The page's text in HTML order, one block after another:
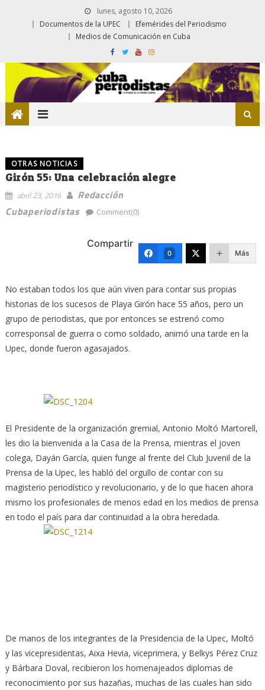
lunes, agosto 10, 2026
Documentos de la UPEC
Efemérides del Periodismo
Medios de Comunicación en Cuba
OTRAS NOTICIAS
Girón 55: Una celebración alegre
abril 23, 2016
Redacción
Cubaperiodistas
Comment(0)
Compartir
0 Más
No estaban todos los que aún viven para contar sus propias
historias de los sucesos de Playa Girón hace 55 años, pero un
grupo de periodistas, que por entonces se estrenó como
corresponsal de guerra o como soldado, animó una tarde en la
Upec, donde fueron agasajados.
El Presidente de la organización gremial, Antonio Moltó Martorell,
les dio la bienvenida a la Casa de la Prensa, mientras el joven
colega, Dayán García, quien funge al frente del Club Juvenil de la
Prensa de la Upec, les habló del orgullo de contar con su
magisterio periodístico y revolucionario, y de lo que hacen ahora
mismo los profesionales de menos edad en los medios de prensa
en todo el país para dar continuidad a la obra heredada.
De manos de los integrantes de la Presidencia de la Upec, Moltó
y las vicepresidentas, Aixa Hevia, viceprimera, y Belkys Pérez Cruz
y Bárbara Doval, recibieron los homenajeados diplomas de
reconocimiento por sus hazañas, muchas de las cuales han sido